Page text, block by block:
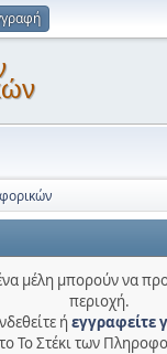
μέλη μπορούν να
περιοχή.
ήεγγραφείτε
Το Στέκι των